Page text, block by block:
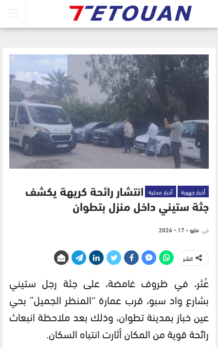
أخبار جهوية أخبار محلية انتشار رائحة كريهة يكشف
جثة ستيني داخل منزل بتطوان
في مايو - 17 - 2026
انشر
عُثر، في ظروف غامضة، على جثة رجل ستيني
بشارع واد سبو، قرب عمارة “المنظر الجميل” بحي
عين خباز بمدينة تطوان، وذلك بعد ملاحظة انبعاث
رائحة قوية من المكان أثارت انتباه السكان.